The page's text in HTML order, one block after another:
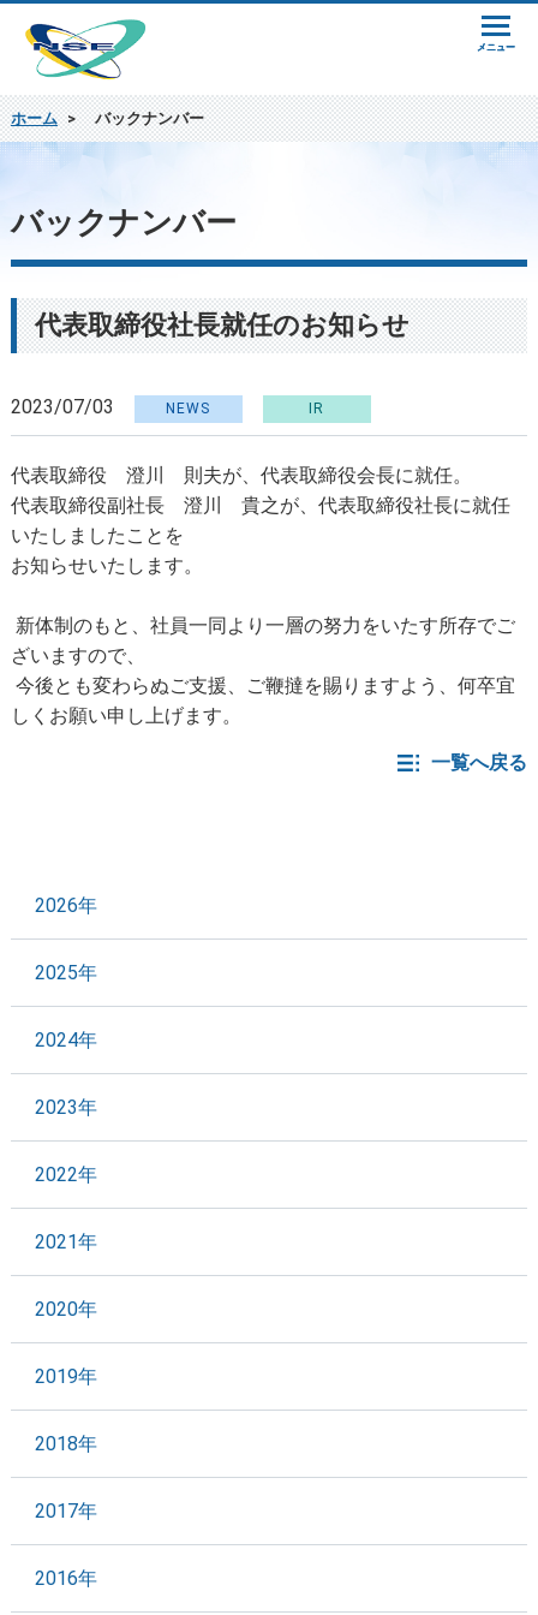
ホーム > バックナンバー
バックナンバー
代表取締役社長就任のお知らせ
2023/07/03 NEWS IR
代表取締役 澄川 則夫が、代表取締役会長に就任。
代表取締役副社長 澄川 貴之が、代表取締役社長に就任
いたしましたことを
お知らせいたします。
新体制のもと、社員一同より一層の努力をいたす所存でご
ざいますので、
今後とも変わらぬご支援、ご鞭撻を賜りますよう、何卒宜
しくお願い申し上げます。
一覧へ戻る
2026年
2025年
2024年
2023年
2022年
2021年
2020年
2019年
2018年
2017年
2016年